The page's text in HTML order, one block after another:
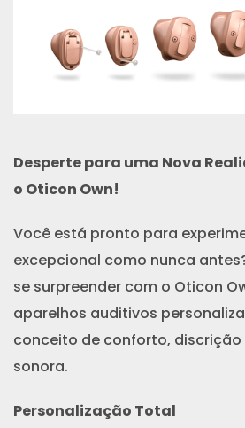
Desperte para uma Nova
o Oticon Own!
Você está pronto para
excepcional como nunca
se surpreender com o Oticon
aparelhos auditivos
conceito de conforto,
sonora.
Personalização Total